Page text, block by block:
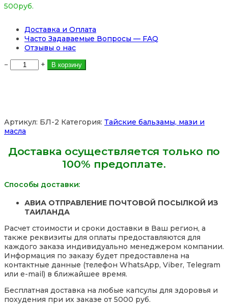
500руб.
Доставка и Оплата
Часто Задаваемые Вопросы — FAQ
Отзывы о нас
−
Количество
товара
Пром
Pink
Wang
Prom,
50
+ В корзину
Артикул: БЛ-2 Категория: Тайские бальзамы, мази и
масла
Доставка осуществляется только по
100% предоплате.
Способы доставки:
АВИА ОТПРАВЛЕНИЕ ПОЧТОВОЙ ПОСЫЛКОЙ ИЗ
ТАИЛАНДА
Расчет стоимости и сроки доставки в Ваш регион, а
также реквизиты для оплаты предоставляются для
каждого заказа индивидуально менеджером компании.
Информация по заказу будет предоставлена на
контактные данные (телефон WhatsApp, Viber, Telegram
или e-mail) в ближайшее время.
Бесплатная доставка на любые капсулы для здоровья и
похудения при их заказе от 5000 руб.